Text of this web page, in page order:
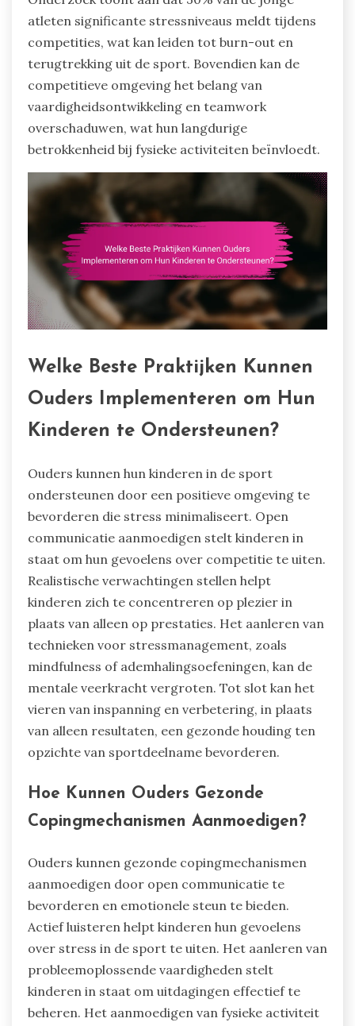
atleten significante stressniveaus meldt tijdens
competities, wat kan leiden tot burn-out en
terugtrekking uit de sport. Bovendien kan de
competitieve omgeving het belang van
vaardigheidsontwikkeling en teamwork
overschaduwen, wat hun langdurige
betrokkenheid bij fysieke activiteiten beïnvloedt.
Welke Beste Praktijken Kunnen
Ouders Implementeren om Hun
Kinderen te Ondersteunen?
Ouders kunnen hun kinderen in de sport
ondersteunen door een positieve omgeving te
bevorderen die stress minimaliseert. Open
communicatie aanmoedigen stelt kinderen in
staat om hun gevoelens over competitie te uiten.
Realistische verwachtingen stellen helpt
kinderen zich te concentreren op plezier in
plaats van alleen op prestaties. Het aanleren van
technieken voor stressmanagement, zoals
mindfulness of ademhalingsoefeningen, kan de
mentale veerkracht vergroten. Tot slot kan het
vieren van inspanning en verbetering, in plaats
van alleen resultaten, een gezonde houding ten
opzichte van sportdeelname bevorderen.
Hoe Kunnen Ouders Gezonde
Copingmechanismen Aanmoedigen?
Ouders kunnen gezonde copingmechanismen
aanmoedigen door open communicatie te
bevorderen en emotionele steun te bieden.
Actief luisteren helpt kinderen hun gevoelens
over stress in de sport te uiten. Het aanleren van
probleemoplossende vaardigheden stelt
kinderen in staat om uitdagingen effectief te
beheren. Het aanmoedigen van fysieke activiteit